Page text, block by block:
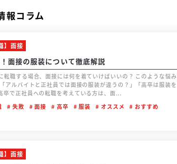
報コラム
】面接
面接の服装について徹底解説
場合、面接には何を着ていけばいいの？ このような悩みを抱えている高卒の方は
卒で正社員への転職を考えている方は、面...
失敗 面接 高卒 服装 オススメ おすすめ
】面接